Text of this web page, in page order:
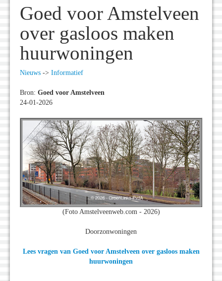
Goed voor Amstelveen
over gasloos maken
huurwoningen
Nieuws -> Informatief
Bron: Goed voor Amstelveen
24-01-2026
(Foto Amstelveenweb.com - 2026)
Doorzonwoningen
Lees vragen van Goed voor Amstelveen over gasloos maken
huurwoningen